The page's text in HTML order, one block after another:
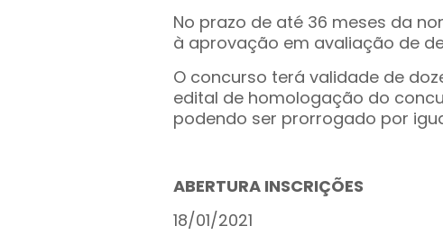
No prazo de até 36 meses da
à aprovação em avaliação de
O concurso terá validade de
edital de homologação do
podendo ser prorrogado por
ABERTURA INSCRIÇÕES
18/01/2021